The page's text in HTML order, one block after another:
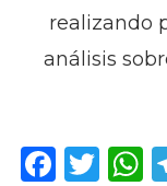
realizando
análisis